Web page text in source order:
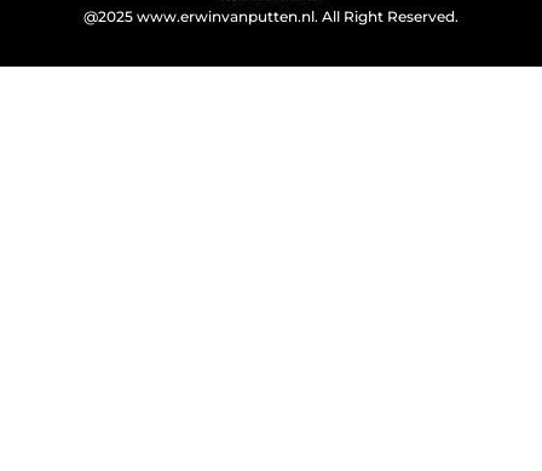
@2025 www.erwinvanputten.nl. All Right Reserved.